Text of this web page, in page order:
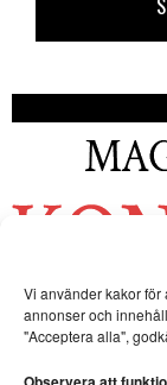
Vi använder kakor
annonser och
"Acceptera alla",